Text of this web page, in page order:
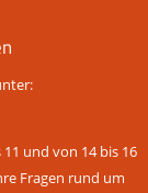
und von 14 bis 16
Fragen rund um